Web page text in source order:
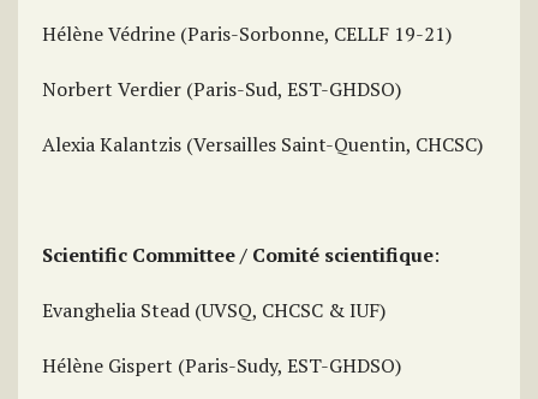
Hélène Védrine (Paris-Sorbonne, CELLF 19-21)
Norbert Verdier (Paris-Sud, EST-GHDSO)
Alexia Kalantzis (Versailles Saint-Quentin, CHCSC)
Scientific Committee/ Comité scientifique:
Evanghelia Stead (UVSQ, CHCSC & IUF)
Hélène Gispert (Paris-Sudy, EST-GHDSO)